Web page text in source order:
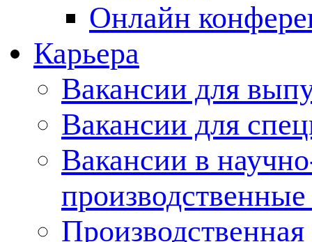
Онлайн
Карьера
Вакансии для
Вакансии для
Вакансии в
Производственная